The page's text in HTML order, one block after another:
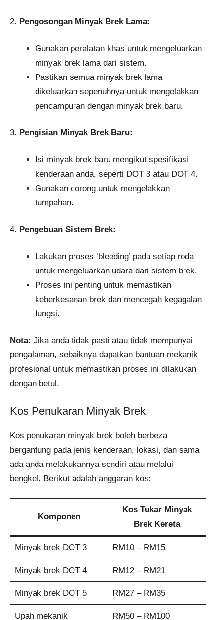
2. Pengosongan Minyak Brek Lama:
Gunakan peralatan khas untuk mengeluarkan
minyak brek lama dari sistem.
Pastikan semua minyak brek lama
dikeluarkan sepenuhnya untuk mengelakkan
pencampuran dengan minyak brek baru.
3. Pengisian Minyak Brek Baru:
Isi minyak brek baru mengikut spesifikasi
kenderaan anda, seperti DOT 3 atau DOT 4.
Gunakan corong untuk mengelakkan
tumpahan.
4. Pengebuan Sistem Brek:
Lakukan proses ‘bleeding’ pada setiap roda
untuk mengeluarkan udara dari sistem brek.
Proses ini penting untuk memastikan
keberkesanan brek dan mencegah kegagalan
fungsi.
Nota: Jika anda tidak pasti atau tidak mempunyai
pengalaman, sebaiknya dapatkan bantuan mekanik
profesional untuk memastikan proses ini dilakukan
dengan betul.
Kos Penukaran Minyak Brek
Kos penukaran minyak brek boleh berbeza
bergantung pada jenis kenderaan, lokasi, dan sama
ada anda melakukannya sendiri atau melalui
bengkel. Berikut adalah anggaran kos:
Komponen
Kos Tukar Minyak
Brek Kereta
Minyak brek DOT 3 RM10 – RM15
Minyak brek DOT 4 RM12 – RM21
Minyak brek DOT 5 RM27 – RM35
Upah mekanik RM50 – RM100